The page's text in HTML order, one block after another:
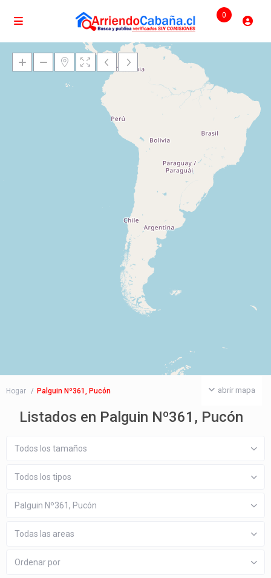
0
Cargando mapas
abrir mapa
Hogar Palguin Nº361, Pucón
Listados en Palguin Nº361, Pucón
Todos los tamaños
Todos los tipos
Palguin Nº361, Pucón
Todas las areas
Ordenar por